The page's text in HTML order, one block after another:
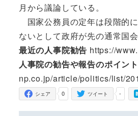
月から議論している。
国家公務員の定年は段階的
ないとして政府が先の通常国
最近の人事院勧告 https://
人事院の勧告や報告のポイント
np.co.jp/article/politics/list/
0
シェア -
ツイート